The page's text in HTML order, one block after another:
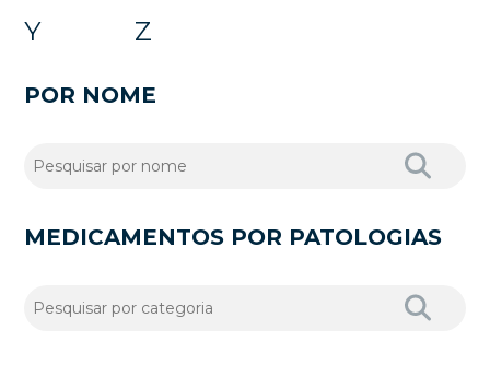
Y
Z
POR NOME
MEDICAMENTOS POR PATOLOGIAS